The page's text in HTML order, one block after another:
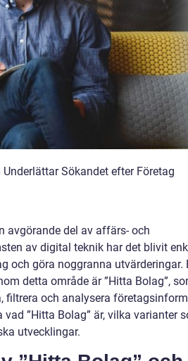
Sökandet efter Företag
avgörande del av affärs- och
av digital teknik har det blivit
och göra noggranna utvärderingar.
detta område är ”Hitta Bolag”,
filtrera och analysera
”Hitta Bolag” är, vilka varianter
utvecklingar.